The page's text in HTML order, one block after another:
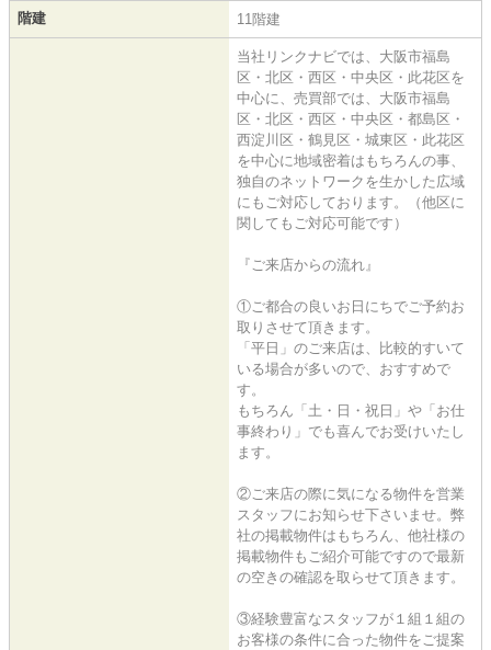
階建 11階建
当社リンクナビでは、大阪市福島
区・北区・西区・中央区・此花区を
中心に、売買部では、大阪市福島
区・北区・西区・中央区・都島区・
西淀川区・鶴見区・城東区・此花区
を中心に地域密着はもちろんの事、
独自のネットワークを生かした広域
にもご対応しております。（他区に
関してもご対応可能です）
『ご来店からの流れ』
①ご都合の良いお日にちでご予約お
取りさせて頂きます。
「平日」のご来店は、比較的すいて
いる場合が多いので、おすすめで
す。
もちろん「土・日・祝日」や「お仕
事終わり」でも喜んでお受けいたし
ます。
②ご来店の際に気になる物件を営業
スタッフにお知らせ下さいませ。弊
社の掲載物件はもちろん、他社様の
掲載物件もご紹介可能ですので最新
の空きの確認を取らせて頂きます。
③経験豊富なスタッフが１組１組の
お客様の条件に合った物件をご提案